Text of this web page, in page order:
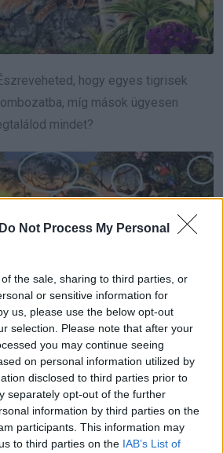
Do Not Process My Personal
the sale, sharing to third parties, or
or sensitive information for
us, please use the below opt-out
selection. Please note that after your
you may continue seeing
on personal information utilized by
disclosed to third parties prior to
separately opt-out of the further
information by third parties on the
participants. This information may
to third parties on the IAB’s List of
hogy egyes tigrisek
míg mások ügyesen
mindet?
alakú puzzle